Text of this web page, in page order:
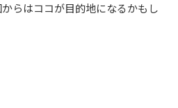
らはココが目的地になるかもし